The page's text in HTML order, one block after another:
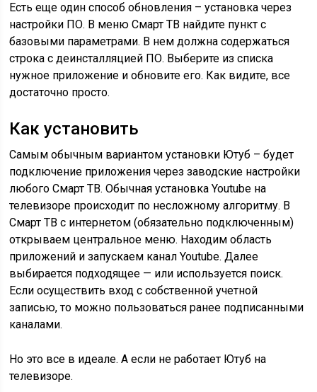
Есть еще один способ обновления – установка через
настройки ПО. В меню Смарт ТВ найдите пункт с
базовыми параметрами. В нем должна содержаться
строка с деинсталляцией ПО. Выберите из списка
нужное приложение и обновите его. Как видите, все
достаточно просто.
Как установить
Самым обычным вариантом установки Ютуб – будет
подключение приложения через заводские настройки
любого Смарт ТВ. Обычная установка Youtube на
телевизоре происходит по несложному алгоритму. В
Смарт ТВ с интернетом (обязательно подключенным)
открываем центральное меню. Находим область
приложений и запускаем канал Youtube. Далее
выбирается подходящее — или используется поиск.
Если осуществить вход с собственной учетной
записью, то можно пользоваться ранее подписанными
каналами.
Но это все в идеале. А если не работает Ютуб на
телевизоре.